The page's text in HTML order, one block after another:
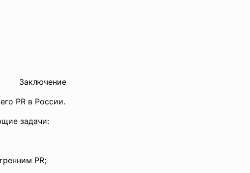
Заключение
PR в России.
задачи:
PR;